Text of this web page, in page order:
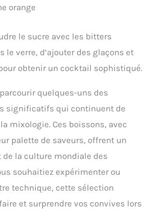
orange
le sucre avec les bitters
le verre, d’ajouter des glaçons et
obtenir un cocktail sophistiqué.
quelques-uns des
significatifs qui continuent de
mixologie. Ces boissons, avec
palette de saveurs, offrent un
la culture mondiale des
souhaitiez expérimenter ou
technique, cette sélection
et surprendre vos convives lors